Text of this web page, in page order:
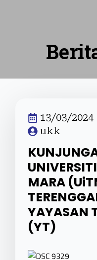
13/03/2024
ukk
MARA
YAYASAN
(YT)